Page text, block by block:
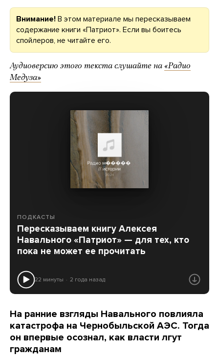
Внимание! В этом материале мы пересказываем
содержание книги «Патриот». Если вы боитесь
спойлеров, не читайте его.
Аудиоверсию этого текста слушайте на «Радио
Медуза»
ПОДКАСТЫ
Пересказываем книгу Алексея
Навального «Патриот» — для тех, кто
пока не может ее прочитать
22 минуты 2 года назад
На ранние взгляды Навального повлияла
катастрофа на Чернобыльской АЭС. Тогда
он впервые осознал, как власти лгут
гражданам